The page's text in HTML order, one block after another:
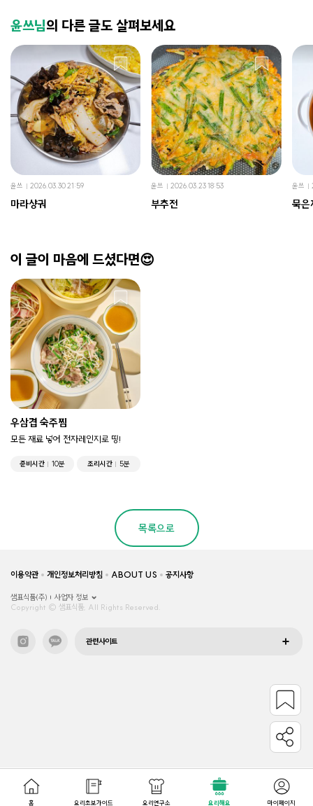
홈 요리초보가이드 요리연구소 요리해요 마이페이지
윤쓰님의 다른 글도 살펴보세요
윤쓰 2026.03.30 21:59
마라샹궈
윤쓰 2026.03.23 18:53
부추전
윤쓰
묵은
이 글이 마음에 드셨다면😍
우삼겹 숙주찜
모든 재료 넣어 전자레인지로 띵!
준비시간 10분 조리시간 5분
목록으로
이용약관 개인정보처리방침 ABOUT US 공지사항
샘표식품(주)
사업자 정보
Copyright © 샘표식품, All Rights Reserved.
관련사이트